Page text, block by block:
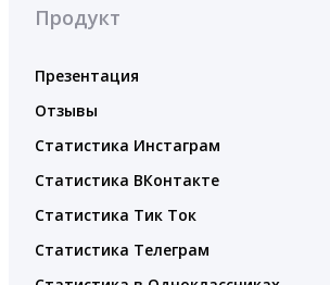
Продукт
Презентация
Отзывы
Статистика Инстаграм
Статистика ВКонтакте
Статистика Тик Ток
Статистика Телеграм